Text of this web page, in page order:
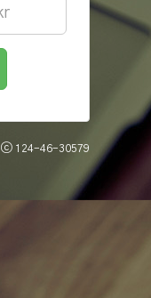
ⓒ 124-46-30579